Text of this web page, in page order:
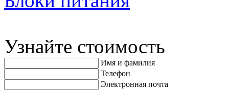
Узнайте стоимость
Имя и фамилия
Телефон
Электронная почта